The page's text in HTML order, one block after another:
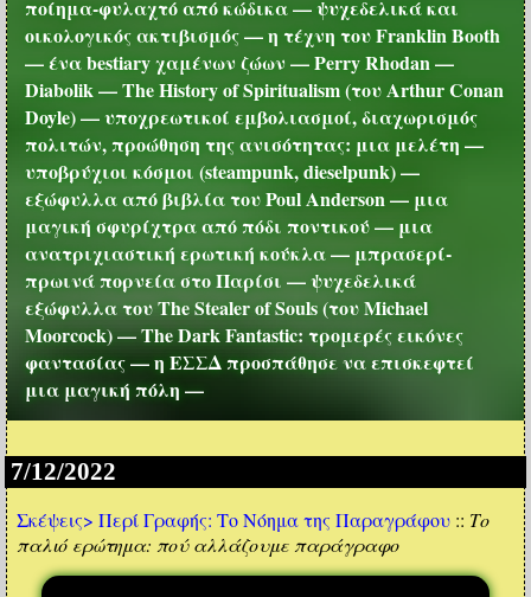
ποίημα-φυλαχτό από κώδικα — ψυχεδελικά και
οικολογικός ακτιβισμός — η τέχνη του Franklin Booth
— ένα bestiary χαμένων ζώων — Perry Rhodan —
Diabolik — The History of Spiritualism (του Arthur Conan
Doyle) — υποχρεωτικοί εμβολιασμοί, διαχωρισμός
πολιτών, προώθηση της ανισότητας: μια μελέτη —
υποβρύχιοι κόσμοι (steampunk, dieselpunk) —
εξώφυλλα από βιβλία του Poul Anderson — μια
μαγική σφυρίχτρα από πόδι ποντικού — μια
ανατριχιαστική ερωτική κούκλα — μπρασερί-
πρωινά πορνεία στο Παρίσι — ψυχεδελικά
εξώφυλλα του The Stealer of Souls (του Michael
Moorcock) — The Dark Fantastic: τρομερές εικόνες
φαντασίας — η ΕΣΣΔ προσπάθησε να επισκεφτεί
μια μαγική πόλη —
7/12/2022
Σκέψεις> Περί Γραφής: Το Νόημα της Παραγράφου :: Το
παλιό ερώτημα: πού αλλάζουμε παράγραφο